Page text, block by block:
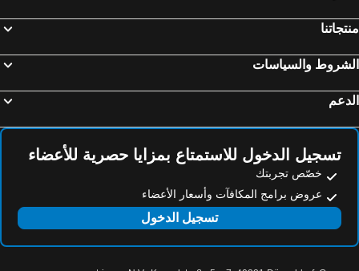
والسياسات
تسجيل الدخول للاستمتاع بمزايا حصرية للأعضاء
خصّص تجربتك
عروض برامج المكافآت وأسعار الأعضاء
تسجيل الدخول